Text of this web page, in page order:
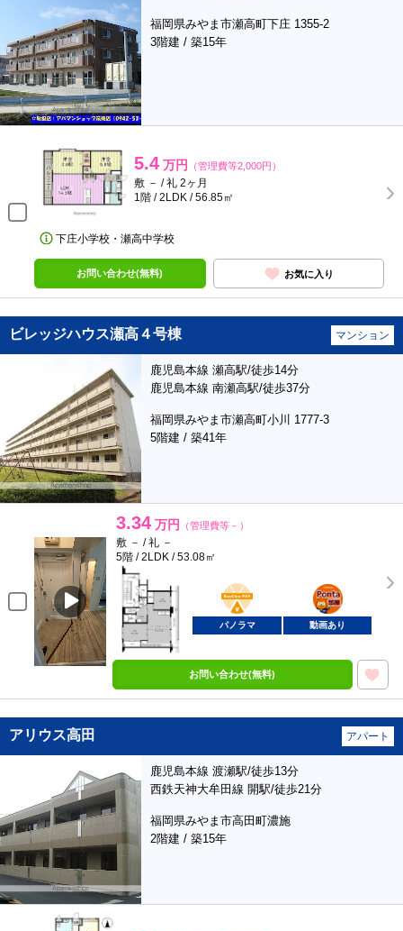
福岡県みやま市瀬高町下庄 1355-2
3階建 / 築15年
5.4 万円 （管理費等2,000円）
敷 － / 礼 2ヶ月
1階 / 2LDK / 56.85㎡
下庄小学校・瀬高中学校
お問い合わせ(無料) お気に入り
ビレッジハウス瀬高４号棟 マンション
鹿児島本線 瀬高駅/徒歩14分
鹿児島本線 南瀬高駅/徒歩37分
福岡県みやま市瀬高町小川 1777-3
5階建 / 築41年
3.34 万円 （管理費等－）
敷 － / 礼 －
5階 / 2LDK / 53.08㎡
BunChinPAY
ポンタ
部屋
パノラマ 動画あり
お問い合わせ(無料)
アリウス高田 アパート
鹿児島本線 渡瀬駅/徒歩13分
西鉄天神大牟田線 開駅/徒歩21分
福岡県みやま市高田町濃施
2階建 / 築15年